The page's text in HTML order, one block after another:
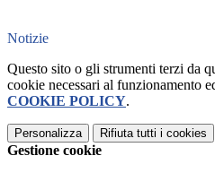
Notizie
Questo sito o gli strumenti terzi da
cookie necessari al funzionamento
COOKIE POLICY.
Personalizza Rifiuta tutti i cookies
Gestione cookie